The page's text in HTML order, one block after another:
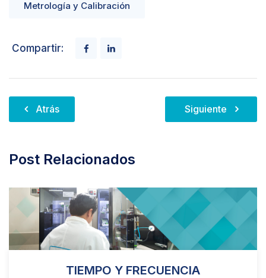
Metrología y Calibración
Compartir:
Navegación
entradas
Atrás Siguiente
Post Relacionados
TIEMPO Y FRECUENCIA